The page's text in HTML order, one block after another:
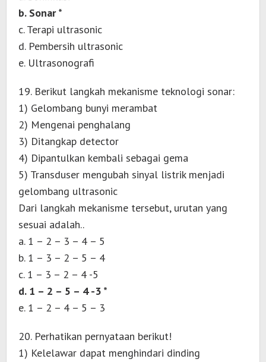
b. Sonar *
c. Terapi ultrasonic
d. Pembersih ultrasonic
e. Ultrasonografi
19. Berikut langkah mekanisme teknologi sonar:
1) Gelombang bunyi merambat
2) Mengenai penghalang
3) Ditangkap detector
4) Dipantulkan kembali sebagai gema
5) Transduser mengubah sinyal listrik menjadi
gelombang ultrasonic
Dari langkah mekanisme tersebut, urutan yang
sesuai adalah..
a. 1 – 2 – 3 – 4 – 5
b. 1 – 3 – 2 – 5 – 4
c. 1 – 3 – 2 – 4 -5
d. 1 – 2 – 5 – 4 -3 *
e. 1 – 2 – 4 – 5 – 3
20. Perhatikan pernyataan berikut!
1) Kelelawar dapat menghindari dinding